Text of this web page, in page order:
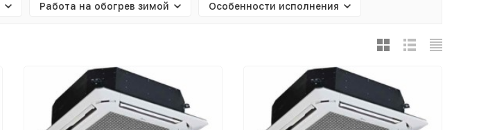
Работа на обогрев зимой Особенности исполнения